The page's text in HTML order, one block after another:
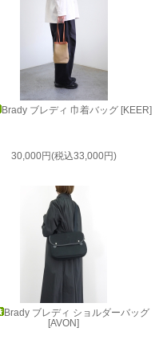
Brady ブレディ 巾着バッグ [KEER]
30,000円(税込33,000円)
Brady ブレディ ショルダーバッグ
[AVON]